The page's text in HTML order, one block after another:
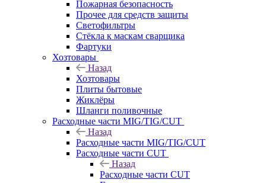
Пожарная безопасность
Прочее для средств защиты
Светофильтры
Стёкла к маскам сварщика
Фартуки
Хозтовары
Назад
Хозтовары
Плиты бытовые
Жиклёры
Шланги поливочные
Расходные части MIG/TIG/CUT
Назад
Расходные части MIG/TIG/CUT
Расходные части CUT
Назад
Расходные части CUT